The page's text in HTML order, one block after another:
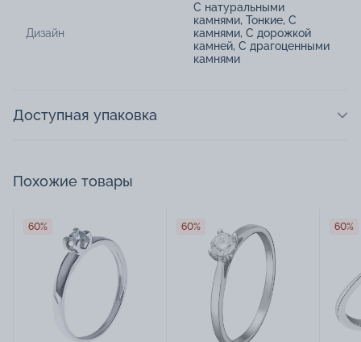
Дизайн
С натуральными
камнями, Тонкие, С
камнями, С дорожкой
камней, С драгоценными
камнями
Доступная упаковка
Похожие товары
60% 60% 60%